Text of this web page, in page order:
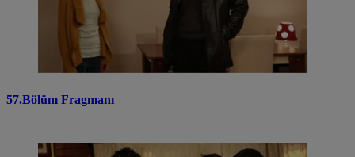
57.Bölüm Fragmanı